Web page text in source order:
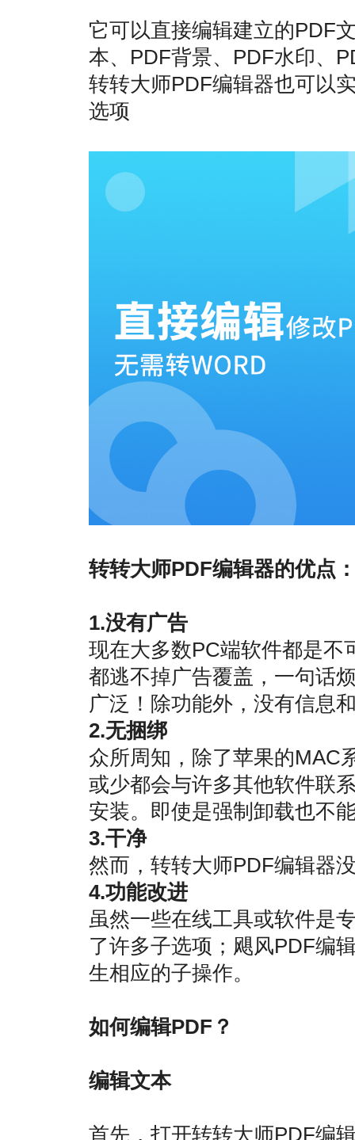
它可以直接编辑建立的PDF
本、PDF背景、PDF水印、
转转大师PDF编辑器也可以
选项
转转大师PDF编辑器的优点
1.没有广告
现在大多数PC端软件都是不
都逃不掉广告覆盖，一句话
广泛！除功能外，没有信息
2.无捆绑
众所周知，除了苹果的MAC
或少都会与许多其他软件联
安装。即使是强制卸载也不
3.干净
然而，转转大师PDF编辑器
4.功能改进
虽然一些在线工具或软件是
了许多子选项；飓风PDF编
生相应的子操作。
如何编辑PDF？
编辑文本
首先，打开转转大师PDF编